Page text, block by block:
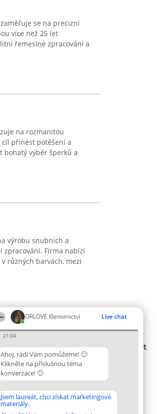
ORLOVÉ Klenotnictví Live chat
21:04
Ahoj, rádi Vám pomůžeme! 🙂
Klikněte na příslušnou téma
konverzace! 🙂
Jsem laureát, chci získat marketingové
materiály.
se na precizní
více než 25 let
řemeslné zpracování a
na rozmanitou
přinést potěšení a
bohatý výběr šperků a
výrobu snubních a
Firma nabízí
různých barvách, mezi
o. sp. k.
ul. Ruska 22
50-079
Plebiscyt
Vítězové
Seznam
Zásady
Kontakt